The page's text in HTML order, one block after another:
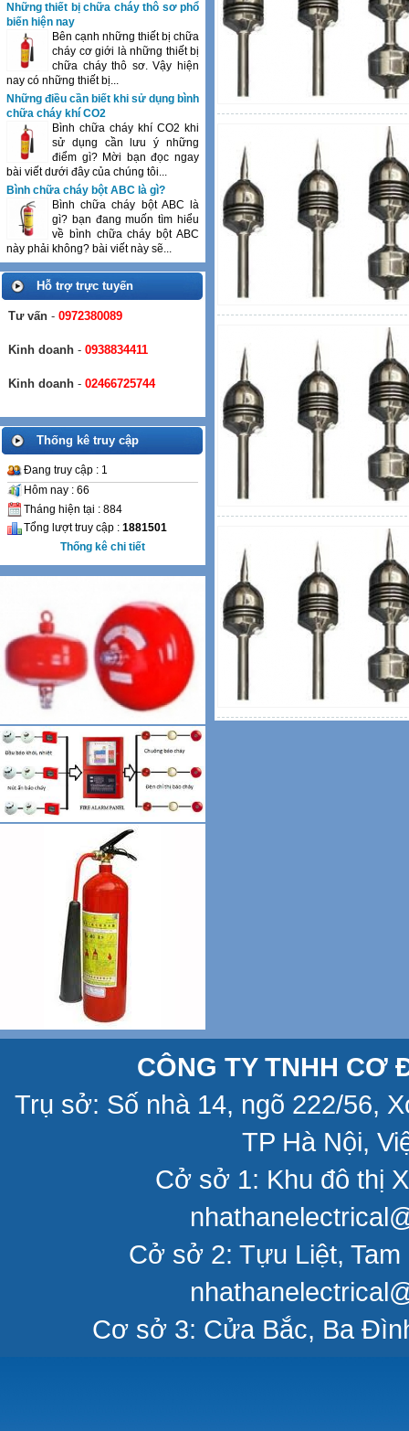
Những thiết bị chữa cháy thô sơ phổ
biến hiện nay
Bên cạnh những thiết bị chữa
cháy cơ giới là những thiết bị
chữa cháy thô sơ. Vậy hiện
nay có những thiết bị...
Những điều cần biết khi sử dụng bình
chữa cháy khí CO2
Bình chữa cháy khí CO2 khi
sử dụng cần lưu ý những
điểm gì? Mời bạn đọc ngay
bài viết dưới đây của chúng tôi...
Bình chữa cháy bột ABC là gì?
Bình chữa cháy bột ABC là
gì? bạn đang muốn tìm hiểu
về bình chữa cháy bột ABC
này phải không? bài viết này sẽ...
Hỗ trợ trực tuyến
Tư vấn - 0972380089
Kinh doanh - 0938834411
Kinh doanh - 02466725744
Thống kê truy cập
Đang truy cập : 1
Hôm nay : 66
Tháng hiện tại : 884
Tổng lượt truy cập : 1881501
Thống kê chi tiết
CÔNG TY TNHH CƠ
Trụ sở: Số nhà 14, ngõ 222/56,
TP Hà Nội,
Cở sở 1: Khu đô thị
Cở sở 2: Tựu Liệt,
Cơ sở 3: Cửa Bắc, Ba